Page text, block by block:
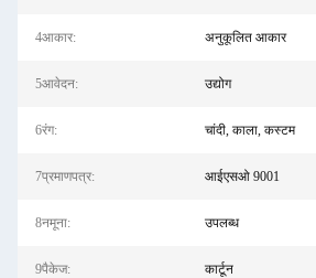
4आकार: अनुकूलित आकार
5आवेदन: उद्योग
6रंग: चांदी, काला, कस्टम
7प्रमाणपत्र: आईएसओ 9001
8नमूना: उपलब्ध
9पैकेज: कार्टून